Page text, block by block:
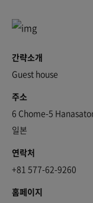
간략소개
Guest house
주소
6 Chome-5
일본
연락처
+81 577-62-9260
홈페이지